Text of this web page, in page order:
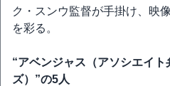
ク・スンウ監督が手掛け、映
を彩る。
“アベンジャス（アソシエイ
ズ）”の5人